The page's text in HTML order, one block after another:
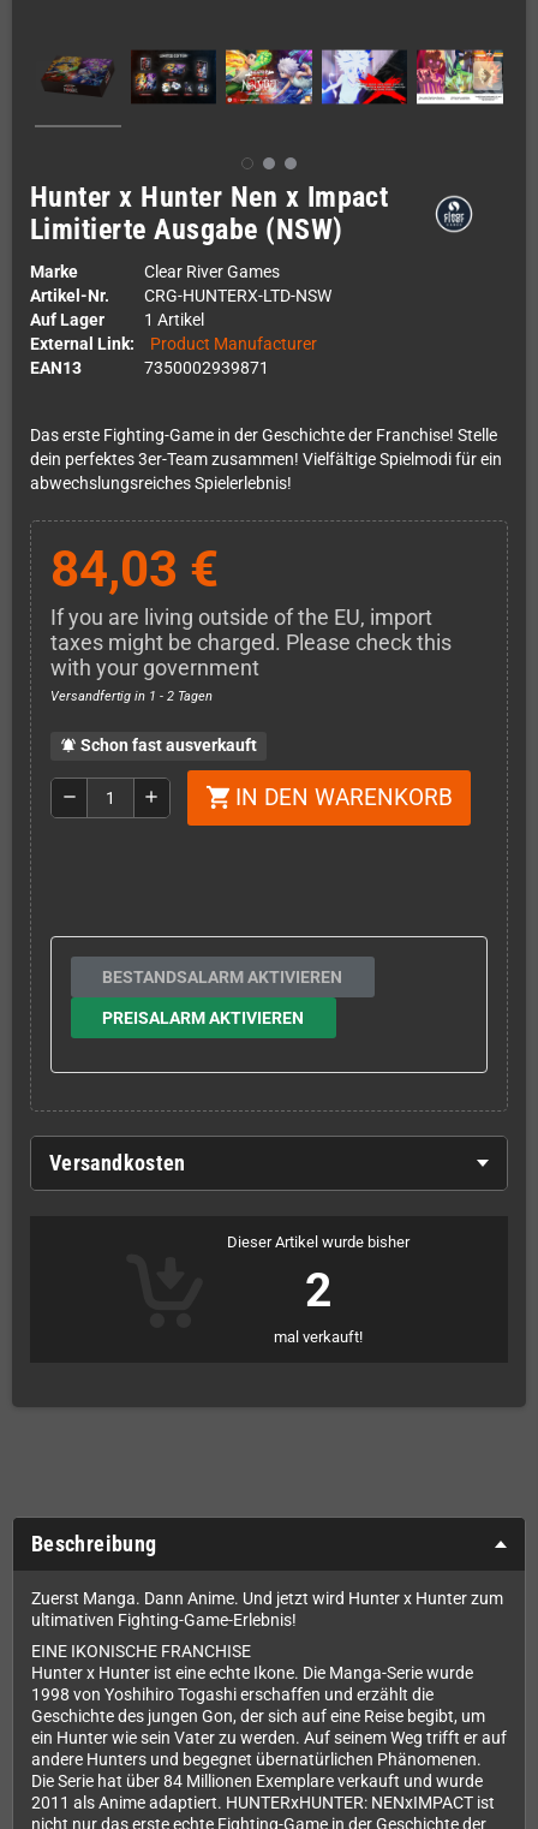
Hunter x Hunter Nen x Impact
Limitierte Ausgabe (NSW)
Marke
Clear River Games
Artikel-Nr.
CRG-HUNTERX-LTD-NSW
Auf Lager
1 Artikel
External Link:
Product Manufacturer
EAN13
7350002939871
Das erste Fighting-Game in der Geschichte der Franchise! Stelle
dein perfektes 3er-Team zusammen! Vielfältige Spielmodi für ein
abwechslungsreiches Spielerlebnis!
84,03 €
If you are living outside of the EU, import
taxes might be charged. Please check this
with your government
Versandfertig in 1 - 2 Tagen
notifications_active Schon fast ausverkauft
remove add shopping_cart IN DEN WARENKORB
BESTANDSALARM AKTIVIEREN
PREISALARM AKTIVIEREN
Versandkosten
Dieser Artikel wurde bisher
2
mal verkauft!
Beschreibung
Zuerst Manga. Dann Anime. Und jetzt wird Hunter x Hunter zum
ultimativen Fighting-Game-Erlebnis!
EINE IKONISCHE FRANCHISE
Hunter x Hunter ist eine echte Ikone. Die Manga-Serie wurde
1998 von Yoshihiro Togashi erschaffen und erzählt die
Geschichte des jungen Gon, der sich auf eine Reise begibt, um
ein Hunter wie sein Vater zu werden. Auf seinem Weg trifft er auf
andere Hunters und begegnet übernatürlichen Phänomenen.
Die Serie hat über 84 Millionen Exemplare verkauft und wurde
2011 als Anime adaptiert. HUNTERxHUNTER: NENxIMPACT ist
nicht nur das erste echte Fighting-Game in der Geschichte der